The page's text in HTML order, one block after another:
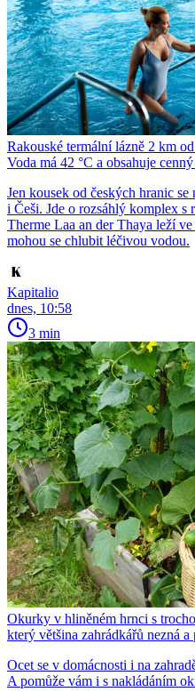
Rakouské termální lázně 2 km
Voda má 42 °C a obsahuje
Jen kousek od českých hranic
i Češi. Jde o rozsáhlý komplex s
Therme Laa an der Thaya leží
mohou se chlubit léčivou vodou.
Kapitalio
dnes, 10:58
3 min
Okurky v hliněném hrnci s
který většina zahrádkářů nezná
Ocet se v domácnosti i na
A pomůže vám i s nakládáním